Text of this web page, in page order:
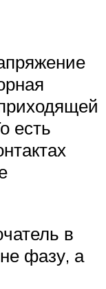
есть
в
фазу, а